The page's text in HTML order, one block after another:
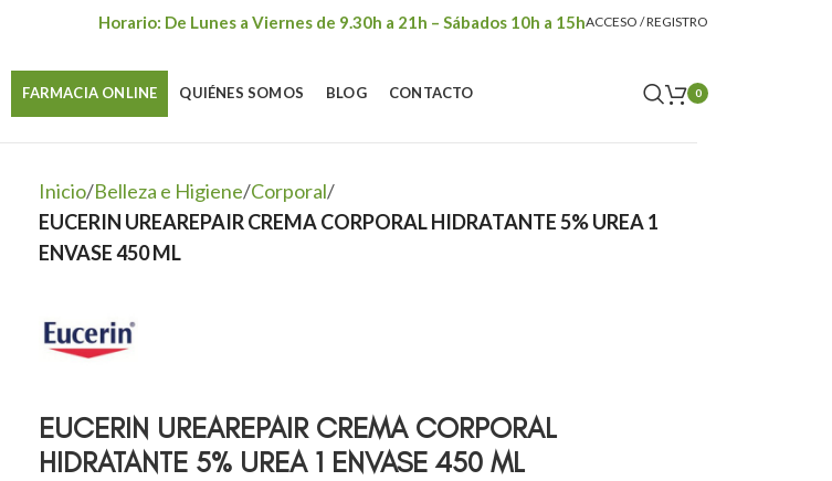
Horario: De Lunes a Viernes de 9.30h a 21h – Sábados 10h a 15hACCESO / REGISTRO
FARMACIA ONLINE QUIÉNES SOMOS BLOG CONTACTO 0
Inicio/Belleza e Higiene/Corporal/
EUCERIN UREAREPAIR CREMA CORPORAL HIDRATANTE 5% UREA 1
ENVASE 450 ML
EUCERIN UREAREPAIR CREMA CORPORAL
HIDRATANTE 5% UREA 1 ENVASE 450 ML